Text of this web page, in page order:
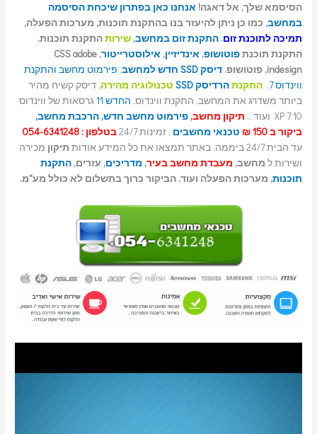
הסיסמא שלך, אל דאגה! אנחנו כאן בפתרון שיכחת הסיסמה
במחשב, כמו כן ניתן להיעזר בנו בהתקנת תוכנות, מערכות הפעלה,
תמיכה לתוכנת זום.התקנת זום במחשב, שירותהתקנת תוכנות.
התקנת תוכנתפוטושופ, אינדיזיין, אילוסטרייטור , CSS adobe
indesign, פוטושופ.
דיסק SSD חדש למחשב , פירמוט מחשב והתקנת
ווינדוס 7 ,התקנתהרדיסק SSD טכנולוגיה מהירה, דיסק קשיח מהיר
ביותר משדרג את המחשב, התקנת ווינדוס, החדש 11
גרסאות של ווינדוס
10 7 XP ועוד ..
תיקון מחשב,פירמוט מחשב חדש, הרכבת מחשב,
ביקור ב 150 ₪
טכנאי מחשבים , זמינות 24/7
בטלפון : 054-6341248
עד הבית 24/7 ביממה. באתר תמצאו את כל המידע אודות
תיקון מכירה
ושירות ל מחשב, מעבדת מחשב בעיר, מדריכים, עזרים,התקנת
תוכנות, מערכות הפעלה ועוד. הביקור כרוך בתשלום לא כולל מע"מ.